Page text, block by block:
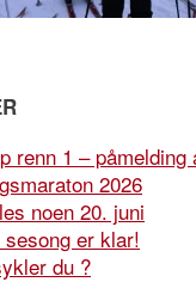
renn 1 – påmelding
2026
noen 20. juni
er klar!
du ?